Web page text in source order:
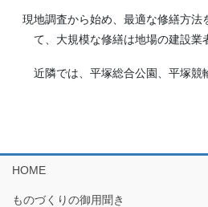
現地調査から始め、最適な修繕方法
て、大規模な修繕は地場の建設業
近隣では、平塚総合公園、平塚競
HOME
ものづくりの御用聞き